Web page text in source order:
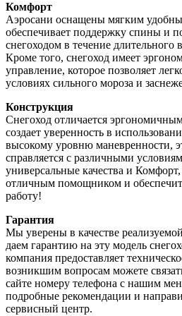
Комфорт
Аэросани оснащены мягким
обеспечивает поддержку спины и
снегоходом в течение длительного
Кроме того, снегоход имеет
управление, которое позволяет
условиях сильного мороза и
Конструкция
Снегоход отличается
создает уверенность в
высокому уровню маневренности,
справляется с различными
универсальные качества и Комфорт,
отличным помощником и
работу!
Гарантия
Мы уверены в качестве
даем гарантию на эту модель
компания предоставляет
возникшим вопросам можете
сайте номеру телефона с нашим
подробные рекомендации и
сервисный центр.